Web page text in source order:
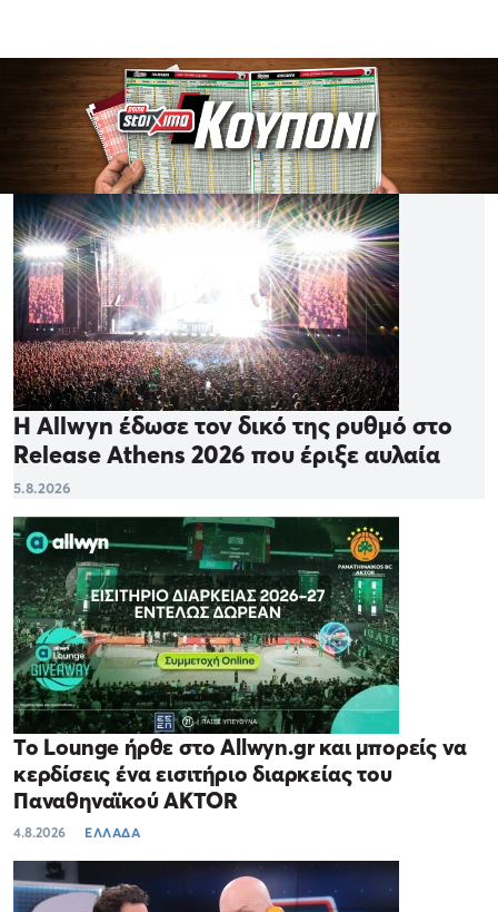
Η Allwyn έδωσε τον δικό της ρυθμό στο
Release Athens 2026 που έριξε αυλαία
5.8.2026
Το Lounge ήρθε στο Allwyn.gr και μπορείς να
κερδίσεις ένα εισιτήριο διαρκείας του
Παναθηναϊκού AKTOR
4.8.2026 ΕΛΛΑΔΑ